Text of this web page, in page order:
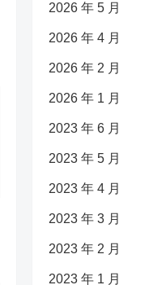
2026 年 5 月
2026 年 4 月
2026 年 2 月
2026 年 1 月
2023 年 6 月
2023 年 5 月
2023 年 4 月
2023 年 3 月
2023 年 2 月
2023 年 1 月